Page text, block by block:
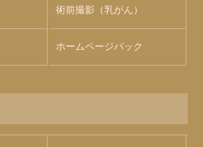
術前撮影（乳がん）
ホームページパック